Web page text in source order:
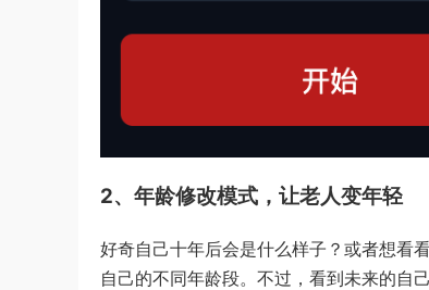
2、年龄修改模式，让老人变年轻
好奇自己十年后会是什么样子？或者想看
自己的不同年龄段。不过，看到未来的自